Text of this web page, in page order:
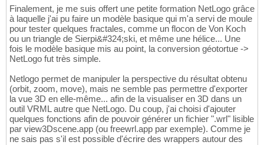
34
35
36
37
38
39
41
42
43
44
45
46
fin
// helix_setup 9 1 4.0 // ou 3, comme Von
// L procédure "helix" trace un segment
// avec un niveau de détail égal à age
pour helix L age
// La tortue est en A, avec une
// Si <age> est nul, alors on trace juste le
// avec l'orientation courante de la
si (age == 0) alors [ av L ] sinon [
// Sinon on remplace le segment AB de
Finalement, je me suis offert une petite formation NetLogo grâce
à laquelle j'ai pu faire un modèle basique qui m'a servi de moule
pour tester quelques fractales, comme un flocon de Von Koch
ou un triangle de Sierpi&#324;ski, et même une hélice... Une
fois le modèle basique mis au point, la conversion géotortue ->
NetLogo fut très simple.
Netlogo permet de manipuler la perspective du résultat obtenu
(orbit, zoom, move), mais ne semble pas permettre d'exporter
la vue 3D en elle-même... afin de la visualiser en 3D dans un
outil VRML autre que NetLogo. Du coup, j'ai choisi d'ajouter
quelques fonctions afin de pouvoir générer un fichier ".wrl" lisible
par view3Dscene.app (ou freewrl.app par exemple). Comme je
ne sais pas s'il est possible d'écrire des wrappers autour des